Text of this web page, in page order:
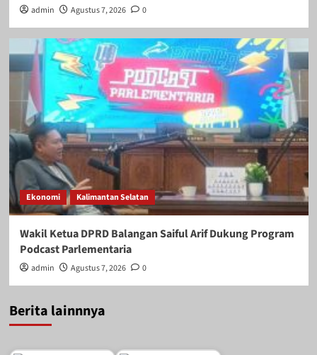
admin Agustus 7, 2026 0
Ekonomi Kalimantan Selatan
Wakil Ketua DPRD Balangan Saiful Arif Dukung Program
Podcast Parlementaria
admin Agustus 7, 2026 0
Berita lainnnya